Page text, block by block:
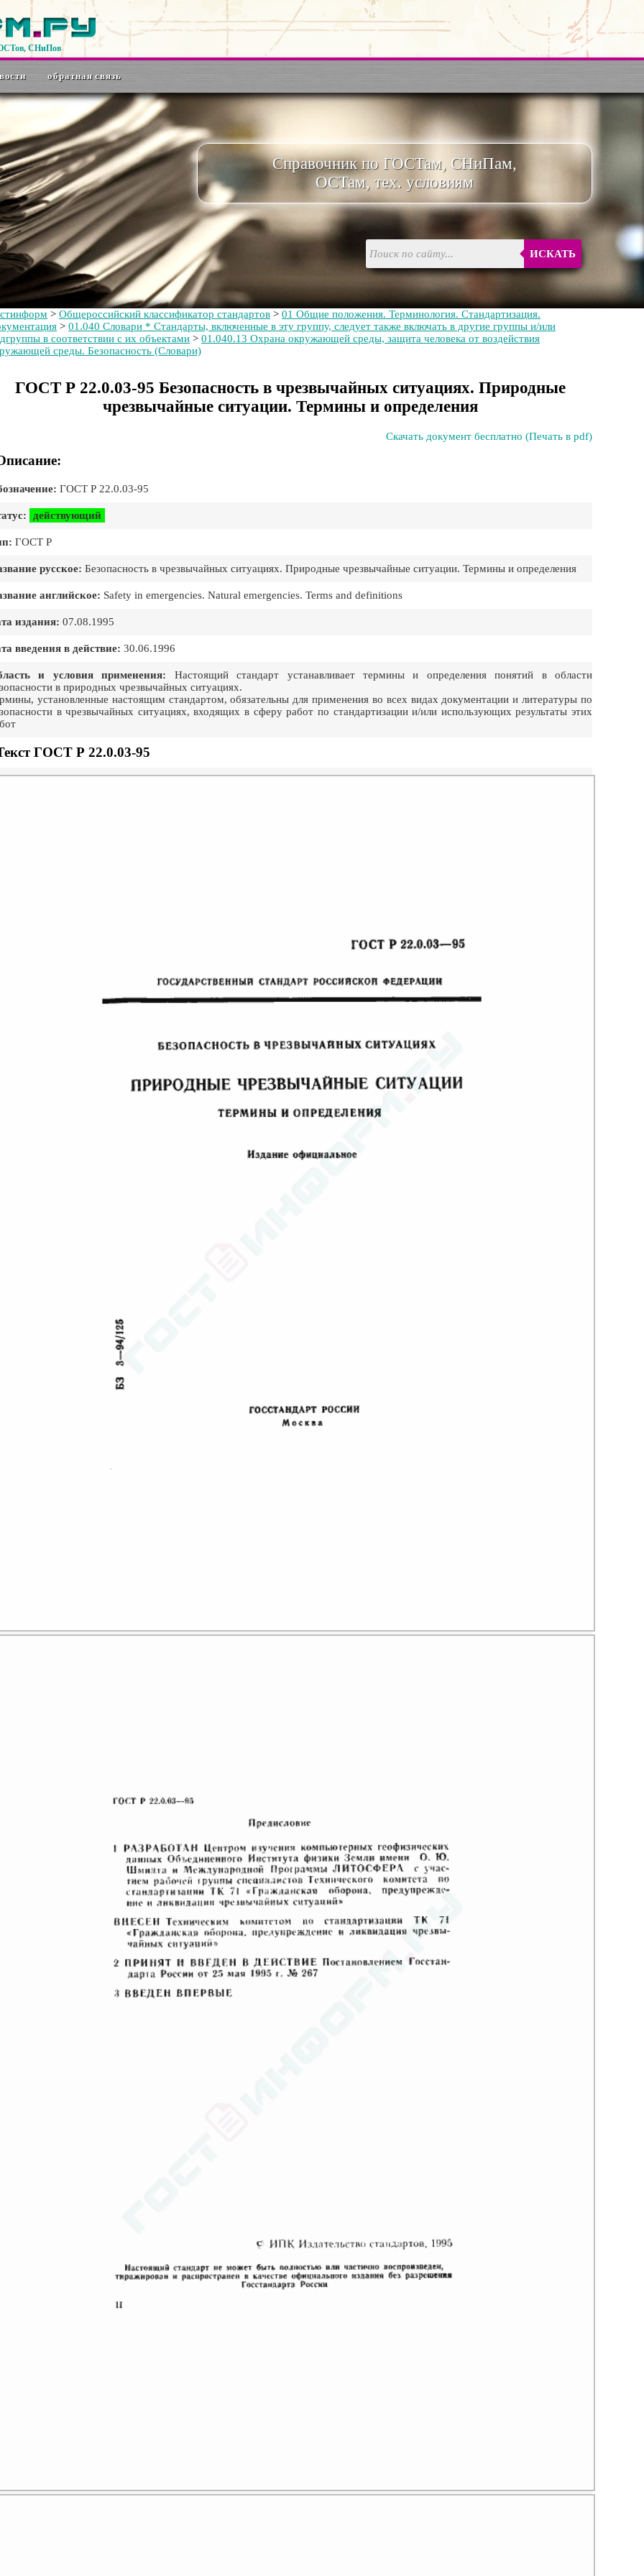
СНиПов
обратная связь
Справочник по ГОСТам, СНиПам,
ОСТам, тех. условиям
ИСКАТЬ
> Общероссийский классификатор стандартов > 01 Общие положения. Терминология. Стандартизация.
> 01.040 Словари * Стандарты, включенные в эту группу, следует также включать в другие группы и/или
в соответствии с их объектами > 01.040.13 Охрана окружающей среды, защита человека от воздействия
среды. Безопасность (Словари)
ГОСТ Р 22.0.03-95 Безопасность в чрезвычайных ситуациях. Природные
чрезвычайные ситуации. Термины и определения
Скачать документ бесплатно (Печать в pdf)
ГОСТ Р 22.0.03-95
действующий
ГОСТ Р
русское: Безопасность в чрезвычайных ситуациях. Природные чрезвычайные ситуации. Термины и определения
английское: Safety in emergencies. Natural emergencies. Terms and definitions
издания: 07.08.1995
введения в действие: 30.06.1996
и условия применения: Настоящий стандарт устанавливает термины и определения понятий в области
в природных чрезвычайных ситуациях.
установленные настоящим стандартом, обязательны для применения во всех видах документации и литературы по
в чрезвычайных ситуациях, входящих в сферу работ по стандартизации и/или использующих результаты этих
ГОСТ Р 22.0.03-95